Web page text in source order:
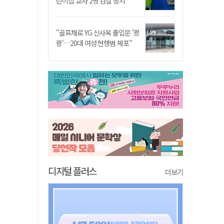
"골프채로 YG 신사옥 출입문 '쾅
쾅'…20대 여성 현행범 체포"
디지털 플러스 더보기